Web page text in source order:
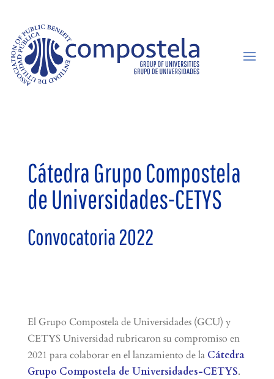
Cátedra Grupo Compostela
de Universidades-CETYS
Convocatoria 2022
El Grupo Compostela de Universidades (GCU) y
CETYS Universidad rubricaron su compromiso en
2021 para colaborar en el lanzamiento de la Cátedra
Grupo Compostela de Universidades-CETYS.